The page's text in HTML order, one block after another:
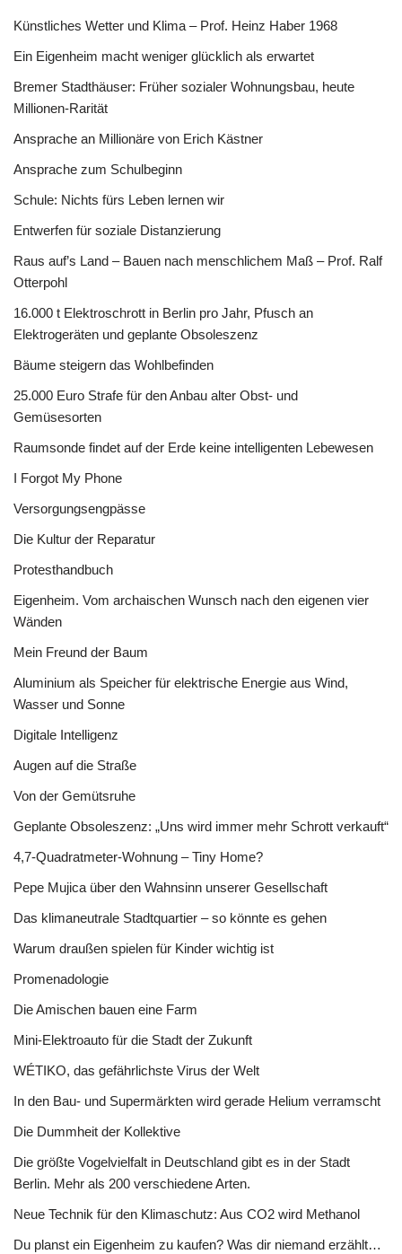
Künstliches Wetter und Klima – Prof. Heinz Haber 1968
Ein Eigenheim macht weniger glücklich als erwartet
Bremer Stadthäuser: Früher sozialer Wohnungsbau, heute
Millionen-Rarität
Ansprache an Millionäre von Erich Kästner
Ansprache zum Schulbeginn
Schule: Nichts fürs Leben lernen wir
Entwerfen für soziale Distanzierung
Raus auf’s Land – Bauen nach menschlichem Maß – Prof. Ralf
Otterpohl
16.000 t Elektroschrott in Berlin pro Jahr, Pfusch an
Elektrogeräten und geplante Obsoleszenz
Bäume steigern das Wohlbefinden
25.000 Euro Strafe für den Anbau alter Obst- und
Gemüsesorten
Raumsonde findet auf der Erde keine intelligenten Lebewesen
I Forgot My Phone
Versorgungsengpässe
Die Kultur der Reparatur
Protesthandbuch
Eigenheim. Vom archaischen Wunsch nach den eigenen vier
Wänden
Mein Freund der Baum
Aluminium als Speicher für elektrische Energie aus Wind,
Wasser und Sonne
Digitale Intelligenz
Augen auf die Straße
Von der Gemütsruhe
Geplante Obsoleszenz: „Uns wird immer mehr Schrott verkauft“
4,7-Quadratmeter-Wohnung – Tiny Home?
Pepe Mujica über den Wahnsinn unserer Gesellschaft
Das klimaneutrale Stadtquartier – so könnte es gehen
Warum draußen spielen für Kinder wichtig ist
Promenadologie
Die Amischen bauen eine Farm
Mini-Elektroauto für die Stadt der Zukunft
WÉTIKO, das gefährlichste Virus der Welt
In den Bau- und Supermärkten wird gerade Helium verramscht
Die Dummheit der Kollektive
Die größte Vogelvielfalt in Deutschland gibt es in der Stadt
Berlin. Mehr als 200 verschiedene Arten.
Neue Technik für den Klimaschutz: Aus CO2 wird Methanol
Du planst ein Eigenheim zu kaufen? Was dir niemand erzählt…